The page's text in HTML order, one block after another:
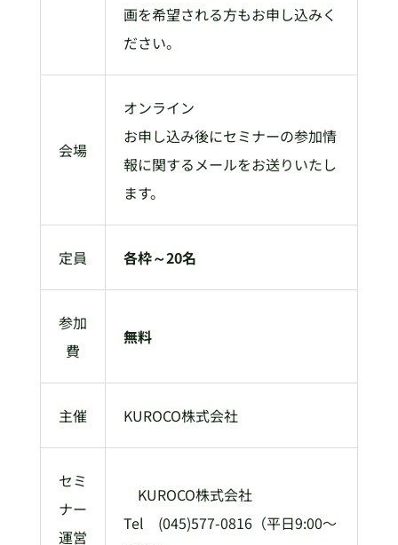
画を希望される方もお申し込みく
ださい。
会場
オンライン
お申し込み後にセミナーの参加情
報に関するメールをお送りいたし
ます。
定員 各枠～20名
参加
費
無料
主催 KUROCO株式会社
セミ
ナー
運営
KUROCO株式会社
Tel (045)577-0816（平日9:00～